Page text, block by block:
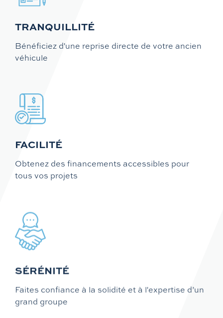
TRANQUILLITÉ
Bénéficiez d'une reprise directe de votre ancien
véhicule
FACILITÉ
Obtenez des financements accessibles pour
tous vos projets
SÉRÉNITÉ
Faites confiance à la solidité et à l'expertise d’un
grand groupe